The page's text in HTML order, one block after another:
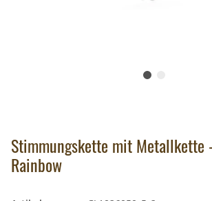
Stimmungskette mit Metallkette
Rainbow